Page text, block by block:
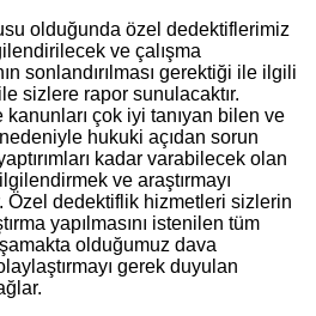
olduğunda özel dedektiflerimiz
ve çalışma
sonlandırılması gerektiği ile ilgili
sizlere rapor sunulacaktır.
kanunları çok iyi tanıyan bilen ve
hukuki açıdan sorun
kadar varabilecek olan
ve araştırmayı
Özel dedektiflik hizmetleri sizlerin
yapılmasını istenilen tüm
olduğumuz dava
gerek duyulan